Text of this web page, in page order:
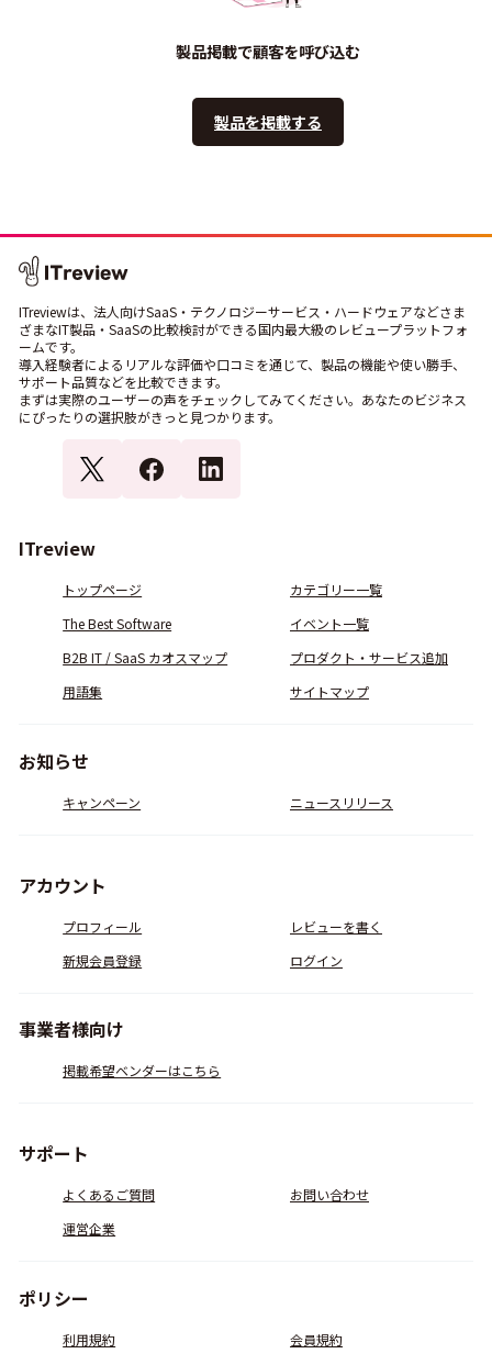
製品掲載で顧客を呼び込む
製品を掲載する
ITreviewは、法人向けSaaS・テクノロジーサービス・ハードウェアなどさま
ざまなIT製品・SaaSの比較検討ができる国内最大級のレビュープラットフォ
ームです。
導入経験者によるリアルな評価や口コミを通じて、製品の機能や使い勝手、
サポート品質などを比較できます。
まずは実際のユーザーの声をチェックしてみてください。あなたのビジネス
にぴったりの選択肢がきっと見つかります。
ITreview
トップページ
カテゴリー一覧
The Best Software
イベント一覧
B2B IT / SaaS カオスマップ
プロダクト・サービス追加
用語集
サイトマップ
お知らせ
キャンペーン ニュースリリース
アカウント
プロフィール
レビューを書く
新規会員登録
ログイン
事業者様向け
掲載希望ベンダーはこちら
サポート
よくあるご質問
お問い合わせ
運営企業
ポリシー
利用規約
会員規約